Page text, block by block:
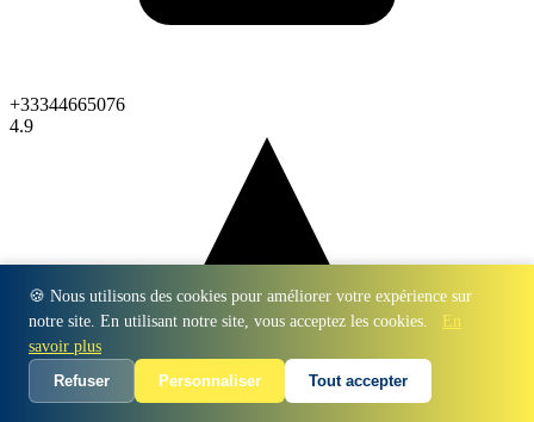
🍪 Nous utilisons des cookies pour améliorer votre expérience sur
notre site. En utilisant notre site, vous acceptez les cookies.
En
savoir plus
Refuser
Personnaliser Tout accepter
+33344665076
4.9